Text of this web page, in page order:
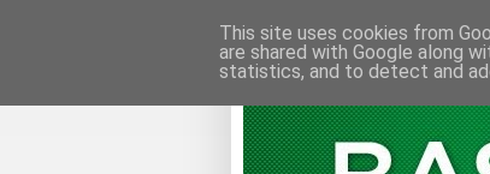
This site uses cookies from
are shared with Google along
statistics, and to detect and